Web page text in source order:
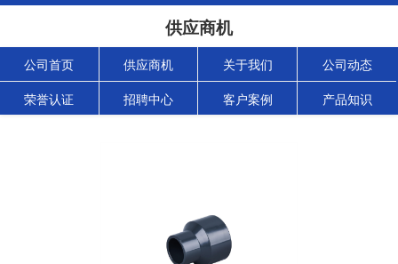
供应商机
公司首页 供应商机 关于我们 公司动态
荣誉认证 招聘中心 客户案例 产品知识